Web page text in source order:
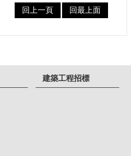
回上一頁 回最上面
建築工程招標